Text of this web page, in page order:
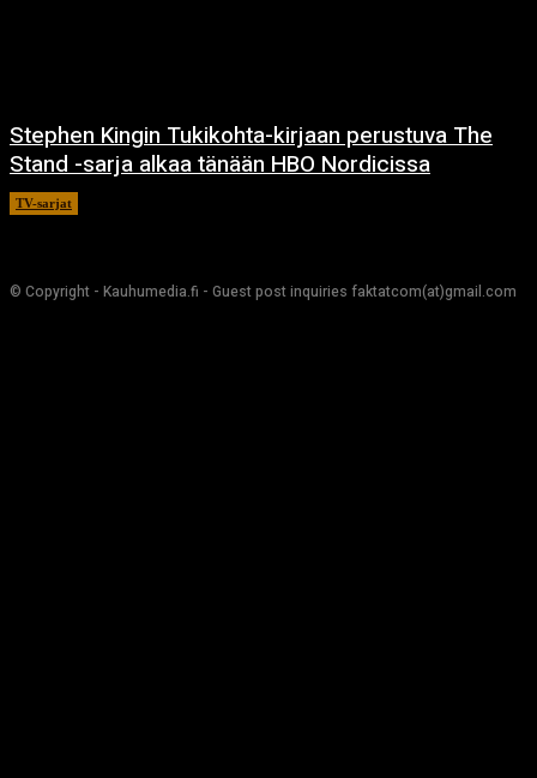
Stephen Kingin Tukikohta-kirjaan perustuva The
Stand -sarja alkaa tänään HBO Nordicissa
TV-sarjat
© Copyright - Kauhumedia.fi - Guest post inquiries faktatcom(at)gmail.com